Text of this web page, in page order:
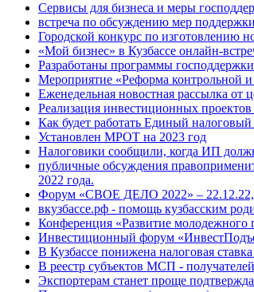
Сервисы для бизнеса и меры
встреча по обсуждению мер
Городской конкурс по изготовлению
«Мой бизнес» в Кузбассе онлайн-
Разработаны программы
Мероприятие «Реформа контрольной и
Еженедельная новостная рассылка от
Реализация инвестиционных проектов
Как будет работать Единый
Установлен МРОТ на 2023 год
Налоговики сообщили, когда ИП
публичные обсуждения
2022 года.
Форум «СВОЕ ДЕЛО 2022» – 22.12.22,
вкузбассе.рф - помощь кузбасским
Конференция «Развитие молодежного
Инвестиционный форум
В Кузбассе понижена налоговая
В реестр субъектов МСП -
Экспортерам станет проще